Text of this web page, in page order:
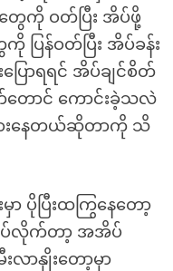
ကို ဝတ်ပြီး အိပ်ဖို့
ပြန်ဝတ်ပြီး အိပ်ခန်း
ောရရင် အိပ်ချင်စိတ်
ောင် ကောင်းခဲ့သလဲ
ားနေတယ်ဆိုတာကို သိ
ပိုပြီးထကြွနေတော့
အိပ်လိုက်တာ့ အအိပ်
လာနှိုးတော့မှာ